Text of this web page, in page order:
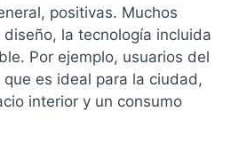
positivas. Muchos
la tecnología incluida
Por ejemplo, usuarios del
que es ideal para la ciudad,
interior y un consumo